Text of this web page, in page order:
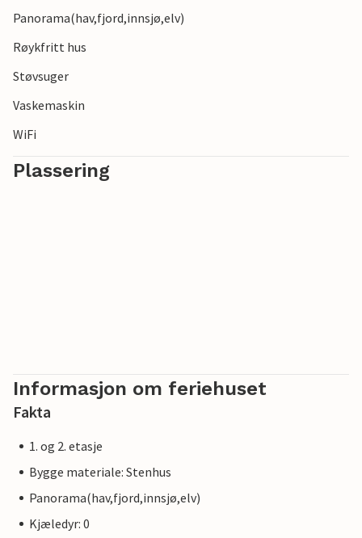
Panorama(hav,fjord,innsjø,elv)
Røykfritt hus
Støvsuger
Vaskemaskin
WiFi
Plassering
Informasjon om feriehuset
Fakta
1. og 2. etasje
Bygge materiale: Stenhus
Panorama(hav,fjord,innsjø,elv)
Kjæledyr: 0